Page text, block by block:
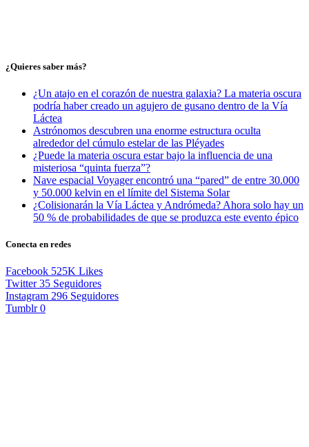
¿Quieres saber más?
¿Un atajo en el corazón de nuestra galaxia? La materia oscura
podría haber creado un agujero de gusano dentro de la Vía
Láctea
Astrónomos descubren una enorme estructura oculta
alrededor del cúmulo estelar de las Pléyades
¿Puede la materia oscura estar bajo la influencia de una
misteriosa “quinta fuerza”?
Nave espacial Voyager encontró una “pared” de entre 30.000
y 50.000 kelvin en el límite del Sistema Solar
¿Colisionarán la Vía Láctea y Andrómeda? Ahora solo hay un
50 % de probabilidades de que se produzca este evento épico
Conecta en redes
Facebook 525K Likes
Twitter 35 Seguidores
Instagram 296 Seguidores
Tumblr 0